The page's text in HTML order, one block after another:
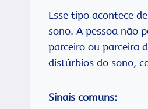
Esse tipo acontece
sono. A pessoa não
parceiro ou parceira
distúrbios do sono,
Sinais comuns: